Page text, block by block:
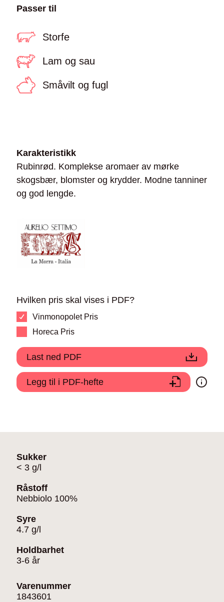
Passer til
Storfe
Lam og sau
Småvilt og fugl
Karakteristikk
Rubinrød. Komplekse aromaer av mørke
skogsbær, blomster og krydder. Modne tanniner
og god lengde.
Hvilken pris skal vises i PDF?
Vinmonopolet Pris
Horeca Pris
Last ned PDF
Legg til i PDF-hefte
Sukker
< 3 g/l
Råstoff
Nebbiolo 100%
Syre
4.7 g/l
Holdbarhet
3-6 år
Varenummer
1843601